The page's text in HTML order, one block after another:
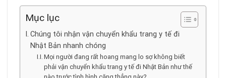
Mục lục
Chúng tôi nhận vận chuyển khẩu trang y tế đi
Nhật Bản nhanh chóng
Mọi người đang rất hoang mang lo sợ không biết
phải vận chuyển khẩu trang y tế đi Nhật Bản như thế